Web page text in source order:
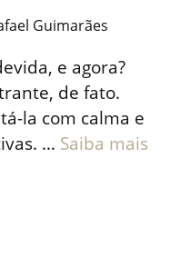
Guimarães
e agora?
de fato.
la com calma e
… Saiba mais